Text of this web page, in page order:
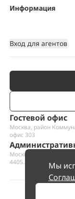
Мы
Гостевой офис
Москва, район
офис 303
Москва, Пресненская
4405.1
Информация
Вход для агентов
ООО